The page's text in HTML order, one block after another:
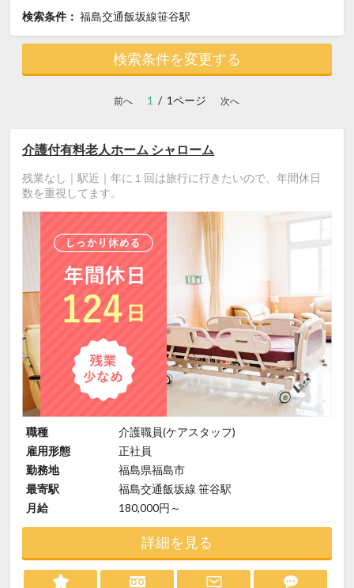
検索条件： 福島交通飯坂線笹谷駅
検索条件を変更する
前へ 1 / 1ページ 次へ
介護付有料老人ホーム シャローム
残業なし｜駅近｜年に１回は旅行に行きたいので、年間休日
数を重視してます。
職種
介護職員(ケアスタッフ)
雇用形態
正社員
勤務地
福島県福島市
最寄駅
福島交通飯坂線 笹谷駅
月給
180,000円～
詳細を見る